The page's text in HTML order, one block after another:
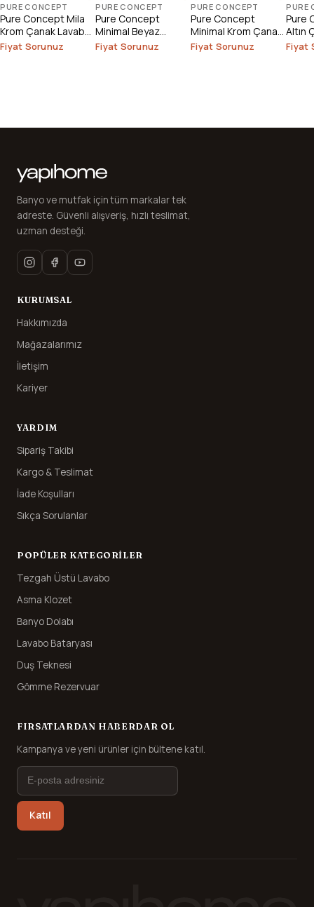
PURE CONCEPT
Pure Concept Mila
Krom Çanak Lavabo
Bataryası
Fiyat Sorunuz
PURE CONCEPT
Pure Concept
Minimal Beyaz
Çanak Lavabo
Bataryası
Fiyat Sorunuz
PURE CONCEPT
Pure Concept
Minimal Krom Çanak
Lavabo Bataryası
Fiyat Sorunuz
PURE
Pure
Altın
Fiyat
Banyo ve mutfak için tüm markalar tek
adreste. Güvenli alışveriş, hızlı teslimat,
uzman desteği.
KURUMSAL
Hakkımızda
Mağazalarımız
İletişim
Kariyer
YARDIM
Sipariş Takibi
Kargo & Teslimat
İade Koşulları
Sıkça Sorulanlar
POPÜLER KATEGORILER
Tezgah Üstü Lavabo
Asma Klozet
Banyo Dolabı
Lavabo Bataryası
Duş Teknesi
Gömme Rezervuar
FIRSATLARDAN HABERDAR OL
Kampanya ve yeni ürünler için bültene katıl.
Katıl